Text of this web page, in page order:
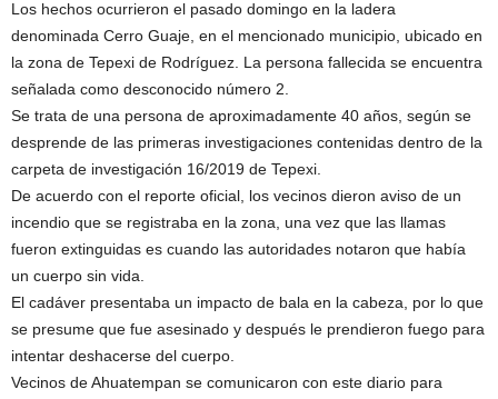
Los hechos ocurrieron el pasado domingo en la ladera
denominada Cerro Guaje, en el mencionado municipio, ubicado en
la zona de Tepexi de Rodríguez. La persona fallecida se encuentra
señalada como desconocido número 2.
Se trata de una persona de aproximadamente 40 años, según se
desprende de las primeras investigaciones contenidas dentro de la
carpeta de investigación 16/2019 de Tepexi.
De acuerdo con el reporte oficial, los vecinos dieron aviso de un
incendio que se registraba en la zona, una vez que las llamas
fueron extinguidas es cuando las autoridades notaron que había
un cuerpo sin vida.
El cadáver presentaba un impacto de bala en la cabeza, por lo que
se presume que fue asesinado y después le prendieron fuego para
intentar deshacerse del cuerpo.
Vecinos de Ahuatempan se comunicaron con este diario para